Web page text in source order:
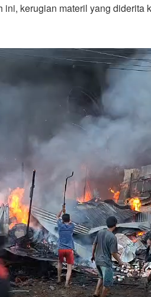
kerugian materil yang diderita